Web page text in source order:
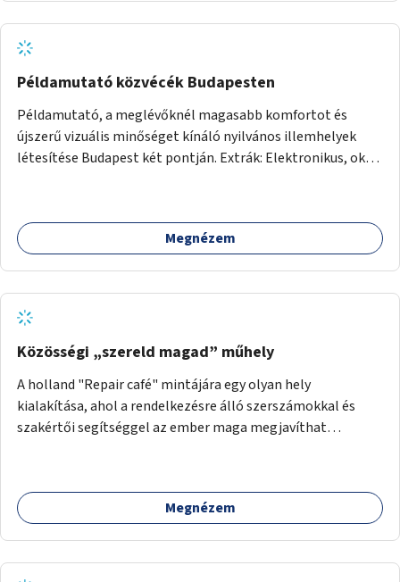
Példamutató közvécék Budapesten
Példamutató, a meglévőknél magasabb komfortot és
újszerű vizuális minőséget kínáló nyilvános illemhelyek
létesítése Budapest két pontján. Extrák: Elektronikus, okos
(pl. ivókút, telefontöltés).
Megnézem
Közösségi „szereld magad” műhely
A holland "Repair café" mintájára egy olyan hely
kialakítása, ahol a rendelkezésre álló szerszámokkal és
szakértői segítséggel az ember maga megjavíthat
egymásnak, megosszák tudásukat.
Megnézem